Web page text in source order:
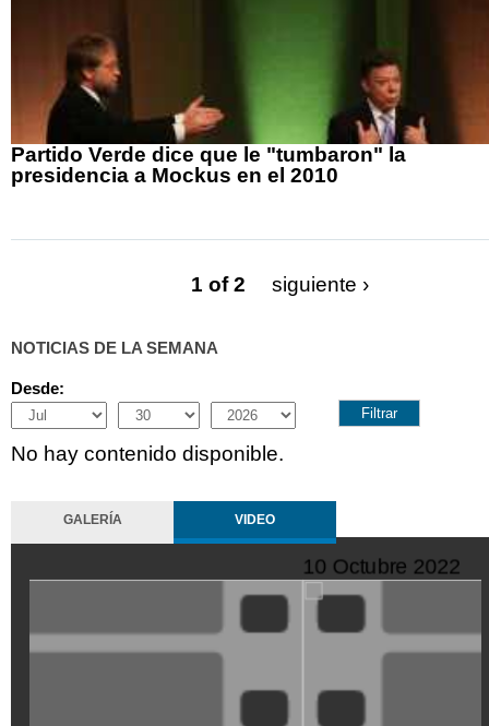
Partido Verde dice que le "tumbaron" la
presidencia a Mockus en el 2010
1 of 2 siguiente ›
NOTICIAS DE LA SEMANA
Desde:
Month
Day Year
No hay contenido disponible.
GALERÍA VIDEO
SeQiPrxjl-
M